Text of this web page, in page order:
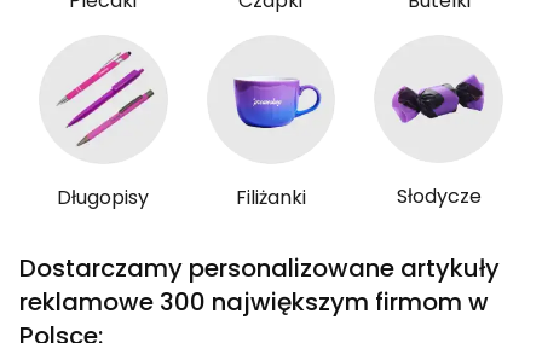
Długopisy Filiżanki Słodycze
Dostarczamy personalizowane artykuły
reklamowe 300 największym firmom w
Polsce: